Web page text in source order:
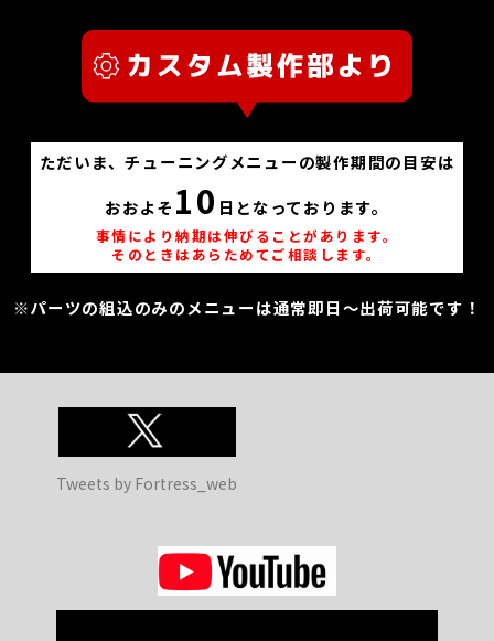
ただいま、チューニングメニューの製作期間の目安は
おおよそ 10 日となっております。
事情により納期は伸びることがあります。
そのときはあらためてご相談します。
※パーツの組込のみのメニューは通常即日～出荷可能です！
Tweets by Fortress_web